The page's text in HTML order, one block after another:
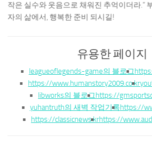
작은 실수와 웃음으로 채워진 추억이더라.”
자의 삶에서, 행복한 준비 되시길!
유용한 페이지
leagueoflegends-game의 블로그
https://www.humanstory2009.co.kr
libworks의 블로그https://
yuhantruth의 새벽 작업기록https://
https://classicnews.krhttps://